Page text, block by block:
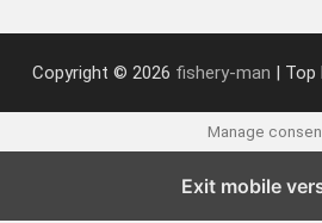
Copyright © 2026 fishery-man | Top
Manage
Exit mobile
Francese Tedesco